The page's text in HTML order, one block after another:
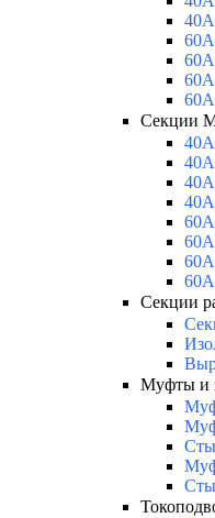
Секции
Секции
Муфты и